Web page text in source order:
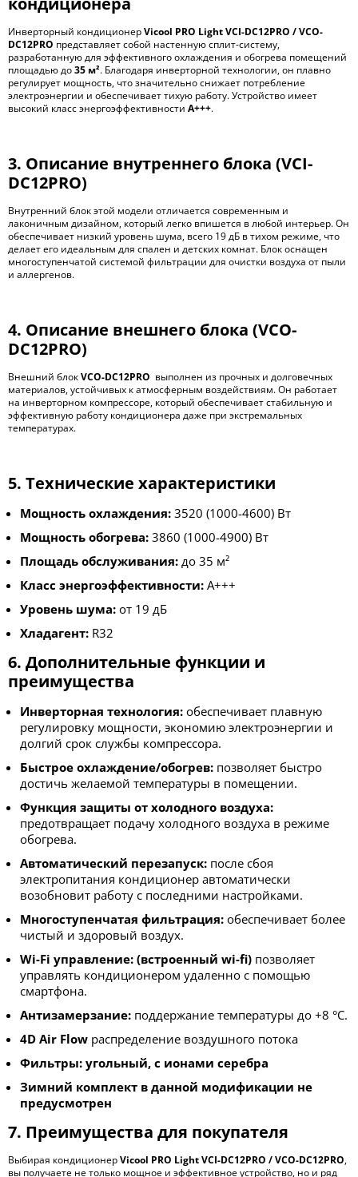
Инверторный кондиционерVicool PRO Light VCI-DC12PRO / VCO-
DC12PRO представляет собой настенную сплит-систему,
разработанную для эффективного охлаждения и обогрева помещений
площадью до35 м². Благодаря инверторной технологии, он плавно
регулирует мощность, что значительно снижает потребление
электроэнергии и обеспечивает тихую работу. Устройство имеет
высокий класс энергоэффективности A+++.
3. Описание внутреннего блока (VCI-
DC12PRO)
Внутренний блок этой модели отличается современным и
лаконичным дизайном, который легко впишется в любой интерьер. Он
обеспечивает низкий уровень шума, всего 19 дБ в тихом режиме, что
делает его идеальным для спален и детских комнат. Блок оснащен
многоступенчатой системой фильтрации для очистки воздуха от пыли
и аллергенов.
4. Описание внешнего блока (VCO-
DC12PRO)
Внешний блокVCO-DC12PRO выполнен из прочных и долговечных
материалов, устойчивых к атмосферным воздействиям. Он работает
на инверторном компрессоре, который обеспечивает стабильную и
эффективную работу кондиционера даже при экстремальных
температурах.
5. Технические характеристики
Мощность охлаждения: 3520 (1000-4600) Вт
Мощность обогрева: 3860 (1000-4900) Вт
Площадь обслуживания: до 35 м²
Класс энергоэффективности: A+++
Уровень шума: от 19 дБ
Хладагент: R32
6. Дополнительные функции и
преимущества
Инверторная технология: обеспечивает плавную
регулировку мощности, экономию электроэнергии и
долгий срок службы компрессора.
Быстрое охлаждение/обогрев: позволяет быстро
достичь желаемой температуры в помещении.
Функция защиты от холодного воздуха:
предотвращает подачу холодного воздуха в режиме
обогрева.
Автоматический перезапуск: после сбоя
электропитания кондиционер автоматически
возобновит работу с последними настройками.
Многоступенчатая фильтрация: обеспечивает более
чистый и здоровый воздух.
Wi-Fi управление: (встроенный wi-fi) позволяет
управлять кондиционером удаленно с помощью
смартфона.
Антизамерзание: поддержание температуры до +8 °C.
4D Air Flow распределение воздушного потока
Фильтры: угольный, с ионами серебра
Зимний комплект в данной модификации не
предусмотрен
7. Преимущества для покупателя
Выбирая кондиционерVicool PRO Light VCI-DC12PRO / VCO-DC12PRO,
вы получаете не только мощное и эффективное устройство, но и ряд